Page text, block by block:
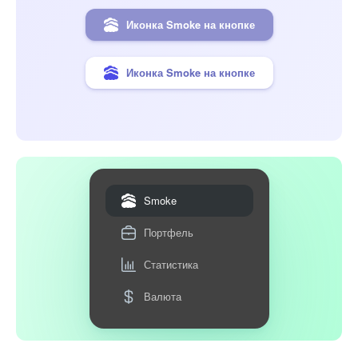
Иконка Smoke на кнопке
Иконка Smoke на кнопке
Smoke
Портфель
Статистика
Валюта